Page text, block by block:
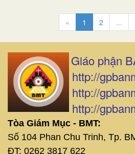
« 1 2 ...
Giáo phận
http://
http://
http://
Tòa Giám Mục - BMT:
Số 104 Phan Chu Trinh, Tp.
ĐT: 0262 3817 622